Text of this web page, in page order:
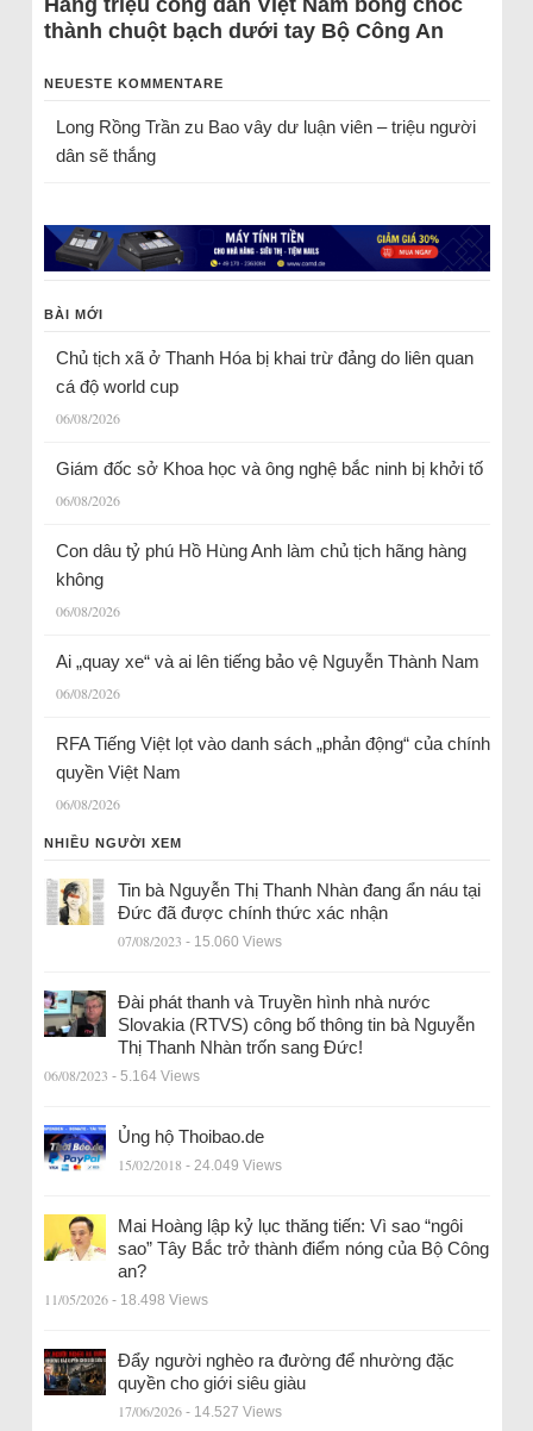
thành chuột bạch dưới tay Bộ Công An
NEUESTE KOMMENTARE
Long Rồng Trầnzu Bao vây dư luận viên – triệu người
dân sẽ thắng
BÀI MỚI
Chủ tịch xã ở Thanh Hóa bị khai trừ đảng do liên quan
cá độ world cup
06/08/2026
Giám đốc sở Khoa học và ông nghệ bắc ninh bị khởi tố
06/08/2026
Con dâu tỷ phú Hồ Hùng Anh làm chủ tịch hãng hàng
không
06/08/2026
Ai „quay xe“ và ai lên tiếng bảo vệ Nguyễn Thành Nam
06/08/2026
RFA Tiếng Việt lọt vào danh sách „phản động“ của chính
quyền Việt Nam
06/08/2026
NHIỀU NGƯỜI XEM
Tin bà Nguyễn Thị Thanh Nhàn đang ẩn náu tại
Đức đã được chính thức xác nhận
07/08/2023 - 15.060 Views
Đài phát thanh và Truyền hình nhà nước
Slovakia (RTVS) công bố thông tin bà Nguyễn
Thị Thanh Nhàn trốn sang Đức!
06/08/2023 - 5.164 Views
Ủng hộ Thoibao.de
15/02/2018 - 24.049 Views
Mai Hoàng lập kỷ lục thăng tiến: Vì sao “ngôi
sao” Tây Bắc trở thành điểm nóng của Bộ Công
an?
11/05/2026 - 18.498 Views
Đẩy người nghèo ra đường để nhường đặc
quyền cho giới siêu giàu
17/06/2026 - 14.527 Views